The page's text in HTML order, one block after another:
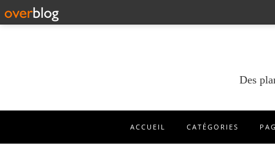
Des
ACCUEIL CATÉGORIES